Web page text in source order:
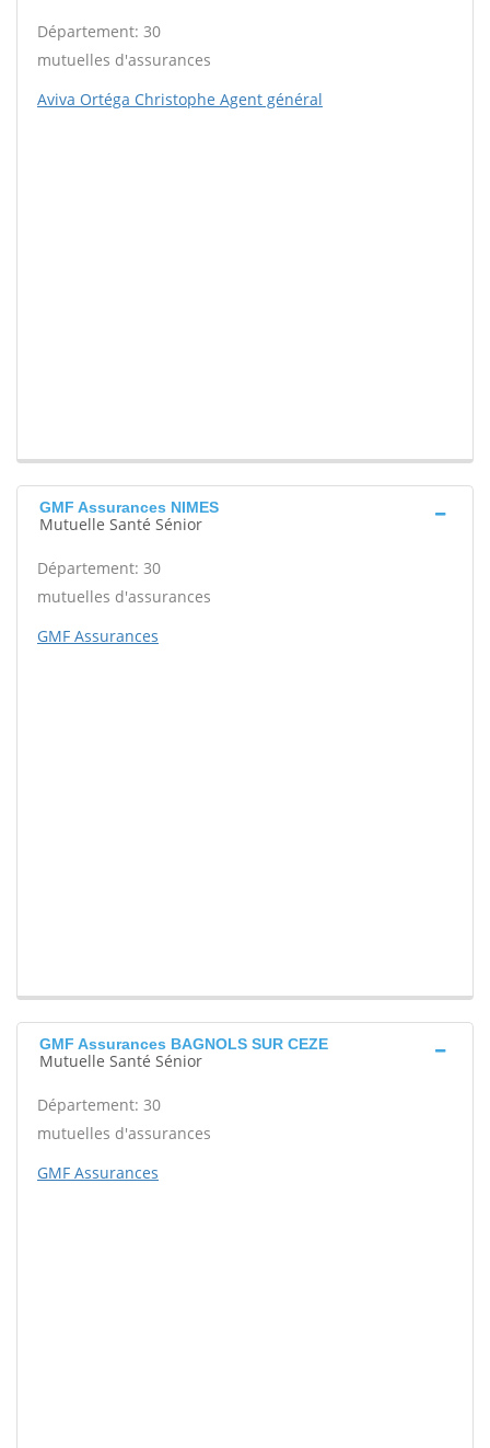
Département: 30
mutuelles d'assurances
Aviva Ortéga Christophe Agent général
GMF Assurances NIMES
Mutuelle Santé Sénior
Département: 30
mutuelles d'assurances
GMF Assurances
GMF Assurances BAGNOLS SUR CEZE
Mutuelle Santé Sénior
Département: 30
mutuelles d'assurances
GMF Assurances